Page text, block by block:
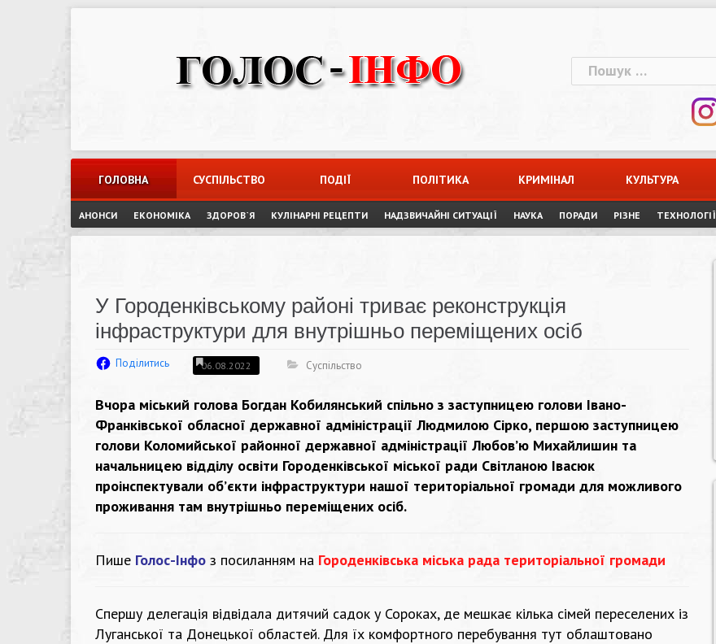
Пошук:
ГОЛОВНА СУСПІЛЬСТВО ПОДІЇ ПОЛІТИКА КРИМІНАЛ КУЛЬТУРА
АНОНСИ ЕКОНОМІКА ЗДОРОВ`Я КУЛІНАРНІ РЕЦЕПТИ НАДЗВИЧАЙНІ СИТУАЦІЇ НАУКА ПОРАДИ РІЗНЕ ТЕХНОЛОГІЇ
У Городенківському районі триває реконструкція
інфраструктури для внутрішньо переміщених осіб
Поділитись 06.08.2022 Суспільство
Вчора міський голова Богдан Кобилянський спільно з заступницею голови Івано-
Франківської обласної державної адміністрації Людмилою Сірко, першою заступницею
голови Коломийської районної державної адміністрації Любов’ю Михайлишин та
начальницею відділу освіти Городенківської міської ради Світланою Івасюк
проінспектували об’єкти інфраструктури нашої територіальної громади для можливого
проживання там внутрішньо переміщених осіб.
Пише Голос-Інфо з посиланням на Городенківська міська рада територіальної громади
Спершу делегація відвідала дитячий садок у Сороках, де мешкає кілька сімей переселених із
Луганської та Донецької областей. Для їх комфортного перебування тут облаштовано